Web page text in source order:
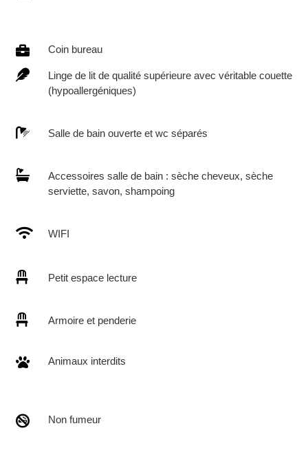
 Coin bureau

Linge de lit de qualité supérieure avec véritable couette
(hypoallergéniques)
 Salle de bain ouverte et wc séparés

Accessoires salle de bain : sèche cheveux, sèche
serviette, savon, shampoing
 WIFI
 Petit espace lecture
 Armoire et penderie
 Animaux interdits
 Non fumeur